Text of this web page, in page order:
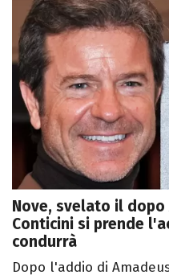
Nove, svelato il dopo
Conticini si prende
condurrà
Dopo l'addio di